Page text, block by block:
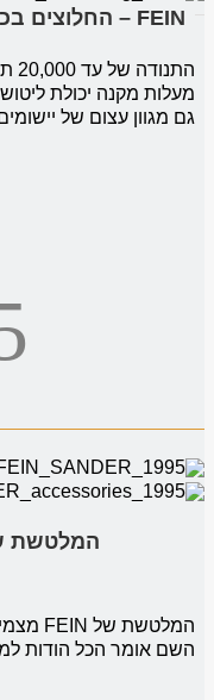
FEIN – החלוצים בכלי עבודה חשמליים רב-תכליתיים.
מעלות מקנה יכולת
גם מגוון עצום של
השם אומר הכל הודות